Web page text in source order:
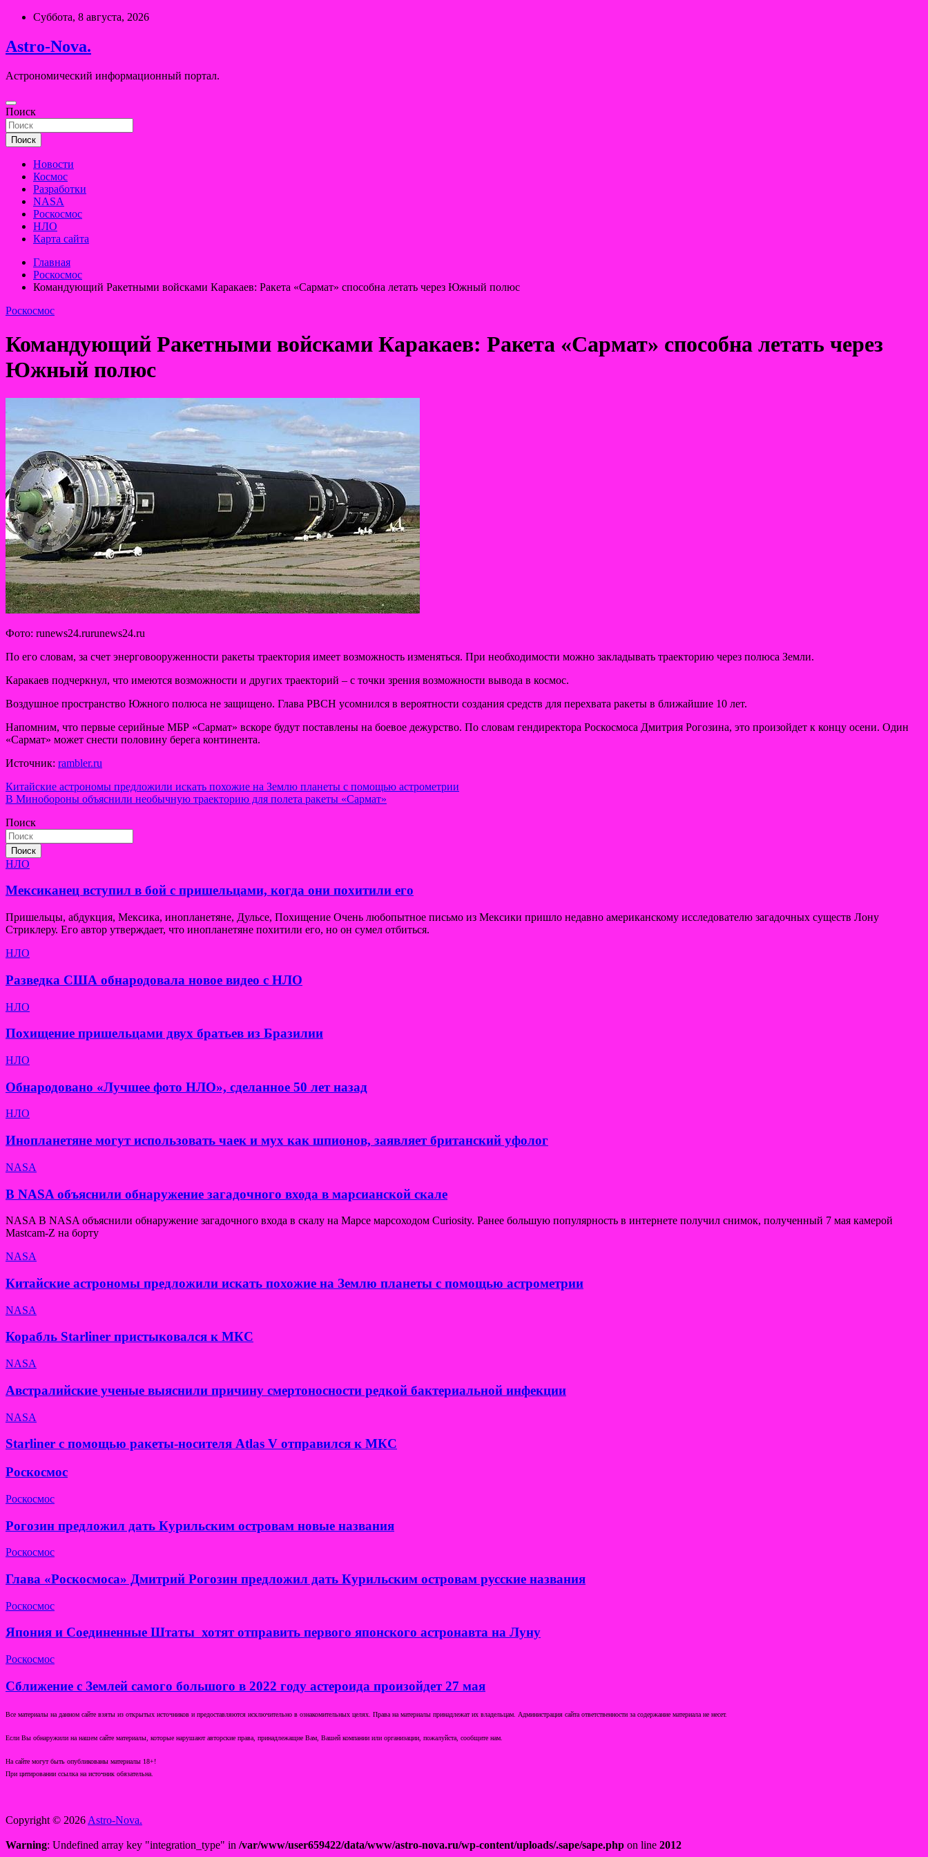
Перейти
содержимому
Суббота, 8 августа, 2026
Astro-Nova.
Астрономический информационный портал.
Поиск
Поиск
Новости
Космос
Разработки
NASA
Роскосмос
НЛО
Карта сайта
Главная
Роскосмос
Командующий Ракетными войсками Каракаев: Ракета «Сармат» способна летать через Южный полюс
Роскосмос
Командующий Ракетными войсками Каракаев: Ракета «Сармат» способна летать через
Южный полюс
Фото: runews24.rurunews24.ru
По его словам, за счет энерговооруженности ракеты траектория имеет возможность изменяться. При необходимости можно закладывать траекторию через полюса Земли.
Каракаев подчеркнул, что имеются возможности и других траекторий – с точки зрения возможности вывода в космос.
Воздушное пространство Южного полюса не защищено. Глава РВСН усомнился в вероятности создания средств для перехвата ракеты в ближайшие 10 лет.
Напомним, что первые серийные МБР «Сармат» вскоре будут поставлены на боевое дежурство. По словам гендиректора Роскосмоса Дмитрия Рогозина, это произойдет к концу осени. Один
«Сармат» может снести половину берега континента.
Источник: rambler.ru
Навигация
по
записям
Китайские астрономы предложили искать похожие на Землю планеты с помощью астрометрии
В Минобороны объяснили необычную траекторию для полета ракеты «Сармат»
Поиск
Поиск
НЛО
Мексиканец вступил в бой с пришельцами, когда они похитили его
Пришельцы, абдукция, Мексика, инопланетяне, Дульсе, Похищение Очень любопытное письмо из Мексики пришло недавно американскому исследователю загадочных существ Лону
Стриклеру. Его автор утверждает, что инопланетяне похитили его, но он сумел отбиться.
НЛО
Разведка США обнародовала новое видео с НЛО
НЛО
Похищение пришельцами двух братьев из Бразилии
НЛО
Обнародовано «Лучшее фото НЛО», сделанное 50 лет назад
НЛО
Инопланетяне могут использовать чаек и мух как шпионов, заявляет британский уфолог
NASA
В NASA объяснили обнаружение загадочного входа в марсианской скале
NASA В NASA объяснили обнаружение загадочного входа в скалу на Марсе марсоходом Curiosity. Ранее большую популярность в интернете получил снимок, полученный 7 мая камерой
Mastcam-Z на борту
NASA
Китайские астрономы предложили искать похожие на Землю планеты с помощью астрометрии
NASA
Корабль Starliner пристыковался к МКС
NASA
Австралийские ученые выяснили причину смертоносности редкой бактериальной инфекции
NASA
Starliner с помощью ракеты-носителя Atlas V отправился к МКС
Роскосмос
Роскосмос
Рогозин предложил дать Курильским островам новые названия
Роскосмос
Глава «Роскосмоса» Дмитрий Рогозин предложил дать Курильским островам русские названия
Роскосмос
Япония и Соединенные Штаты хотят отправить первого японского астронавта на Луну
Роскосмос
Сближение с Землей самого большого в 2022 году астероида произойдет 27 мая
Все материалы на данном сайте взяты из открытых источников и предоставляются исключительно в ознакомительных целях. Права на материалы принадлежат их владельцам. Администрация сайта ответственности за содержание материала не несет.
Если Вы обнаружили на нашем сайте материалы, которые нарушают авторские права, принадлежащие Вам, Вашей компании или организации, пожалуйста, сообщите нам.
На сайте могут быть опубликованы материалы 18+!
При цитировании ссылка на источник обязательна.
Copyright © 2026 Astro-Nova.
Warning: Undefined array key "integration_type" in /var/www/user659422/data/www/astro-nova.ru/wp-content/uploads/.sape/sape.php on line 2012